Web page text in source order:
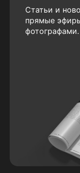
Статьи и
прямые
фотографами.